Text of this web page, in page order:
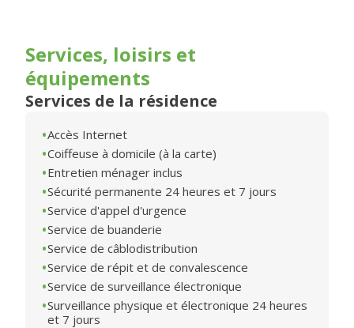
Services, loisirs et
équipements
Services de la résidence
Accès Internet
Coiffeuse à domicile (à la carte)
Entretien ménager inclus
Sécurité permanente 24 heures et 7 jours
Service d'appel d'urgence
Service de buanderie
Service de câblodistribution
Service de répit et de convalescence
Service de surveillance électronique
Surveillance physique et électronique 24 heures
et 7 jours